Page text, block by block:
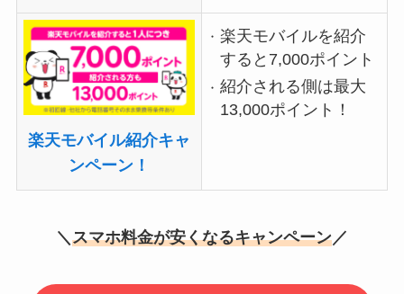
楽天モバイル紹介キャ
ンペーン！
楽天モバイルを紹介
すると7,000ポイント
紹介される側は最大
13,000ポイント！
＼ スマホ料金が安くなるキャンペーン／